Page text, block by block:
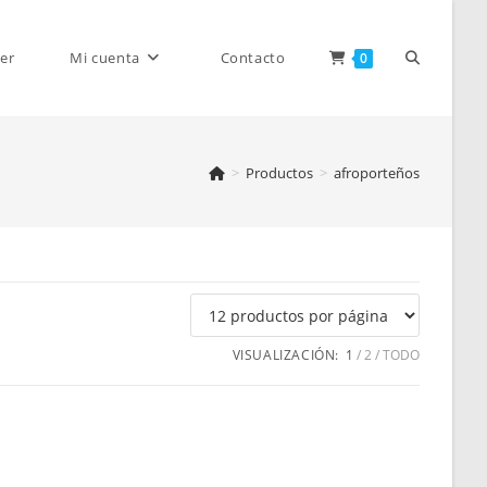
Mi cuenta Contacto 0 Alternar
búsqueda
de
> Productos > afroporteños
VISUALIZACIÓN: 1 2 TODO